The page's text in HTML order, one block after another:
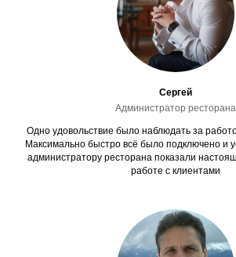
Сергей
Администратор ресторана
Одно удовольствие было наблюдать за
Максимально быстро всё было подключено и
администратору ресторана показали
работе с клиентами